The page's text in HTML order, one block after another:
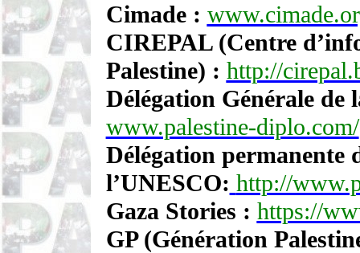
Cimade :
CIREPAL (Centre
Palestine) : http://
Délégation Générale de
www.palestine-diplo.com/
Délégation permanente
l’UNESCO: http://
Gaza Stories : https://
GP (Génération